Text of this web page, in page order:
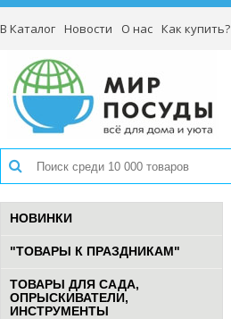
В Каталог Новости О нас Как купить?
НОВИНКИ
"ТОВАРЫ К ПРАЗДНИКАМ"
ТОВАРЫ ДЛЯ САДА,
ОПРЫСКИВАТЕЛИ,
ИНСТРУМЕНТЫ